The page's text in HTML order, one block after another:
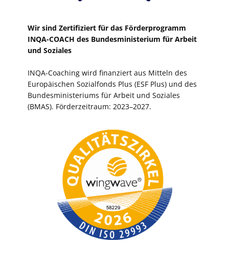
Wir sind Zertifiziert für das Förderprogramm
INQA-COACH des Bundesministerium für Arbeit
und Soziales
INQA-Coaching wird finanziert aus Mitteln des
Europäischen Sozialfonds Plus (ESF Plus) und des
Bundesministeriums für Arbeit und Soziales
(BMAS). Förderzeitraum: 2023–2027.